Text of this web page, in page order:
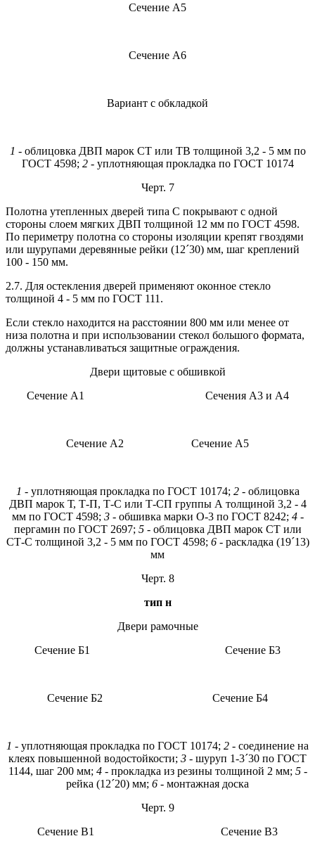
Сечение А5
Сечение А6
Вариант с обкладкой
1 - облицовка ДВП марок СТ или ТВ толщиной 3,2 - 5 мм по
ГОСТ 4598; 2- уплотняющая прокладка по ГОСТ 10174
Черт. 7
Полотна утепленных дверей типа С покрывают с одной
стороны слоем мягких ДВП толщиной 12 мм по ГОСТ 4598.
По периметру полотна со стороны изоляции крепят гвоздями
или шурупами деревянные рейки (12´30) мм, шаг креплений
100 - 150 мм.
2.7. Для остекления дверей применяют оконное стекло
толщиной 4 - 5 мм по ГОСТ 111.
Если стекло находится на расстоянии 800 мм или менее от
низа полотна и при использовании стекол большого формата,
должны устанавливаться защитные ограждения.
Двери щитовые с обшивкой
Сечение А1 Сечения A3 и А4
Сечение А2 Сечение А5
1 - уплотняющая прокладка по ГОСТ 10174; 2- облицовка
ДВП марок Т, Т-П, Т-С или Т-СП группы А толщиной 3,2 - 4
мм по ГОСТ 4598; 3- обшивка марки О-3 по ГОСТ 8242; 4-
пергамин по ГОСТ 2697; 5- облицовка ДВП марок СТ или
СТ-С толщиной 3,2 - 5 мм по ГОСТ 4598; 6- раскладка (19´13)
мм
Черт. 8
тип н
Двери рамочные
Сечение Б1 Сечение Б3
Сечение Б2 Сечение Б4
1 - уплотняющая прокладка по ГОСТ 10174; 2 - соединение на
клеях повышенной водостойкости; 3 - шуруп 1-3´30 по ГОСТ
1144, шаг 200 мм; 4- прокладка из резины толщиной 2 мм; 5-
рейка (12´20) мм; 6 - монтажная доска
Черт. 9
Сечение В1 Сечение В3